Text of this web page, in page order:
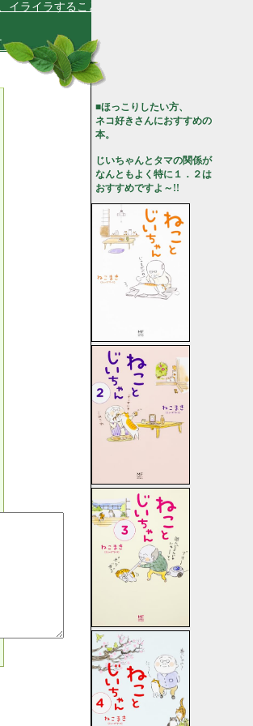
イラすることはありません★
■ほっこりしたい方、
ネコ好きさんにおすすめの
本。
じいちゃんとタマの関係が
なんともよく特に１．２は
おすすめですよ～!!